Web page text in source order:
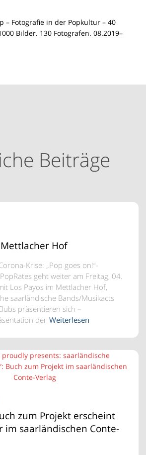
Beiträge
Hof
Krise: „Pop goes on!“-
geht weiter am Freitag, 04.
Los Payos im Mettlacher Hof,
saarländische Bands/Musikacts
präsentieren sich –
der Weiterlesen
zum Projekt erscheint
im saarländischen Conte-